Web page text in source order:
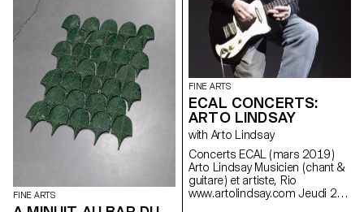
FINE ARTS
FINE ARTS
ECAL CONCERTS:
ARTO LINDSAY
with Arto Lindsay
Concerts ECAL ( mars 2019 )
Arto Lindsay Musicien ( chant &
guitare ) et artiste, Rio
www.artolindsay.com Jeudi 21